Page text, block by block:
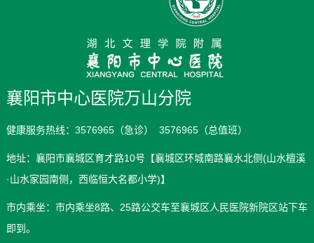
襄阳市中心医院万山分院
健康服务热线：3576965（急诊） 3576965（总值班）
地址：襄阳市襄城区育才路10号【襄城区环城南路襄水北侧(山水檀溪
·山水家园南侧，西临恒大名都小学)】
市内乘坐：市内乘坐8路、25路公交车至襄城区人民医院新院区站下车
即到。